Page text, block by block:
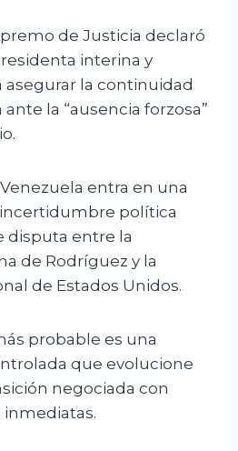
de Justicia declaró
interina y
asegurar la continuidad
la “ausencia forzosa”
Venezuela entra en una
política
disputa entre la
de Rodríguez y la
de Estados Unidos.
probable es una
que evolucione
negociada con